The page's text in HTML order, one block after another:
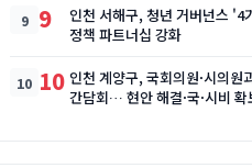
9
인천 서해구, 청년 거버넌스
정책 파트너십 강화
10 인천 계양구, 국회의원·시의원
간담회… 현안 해결·국·시비 확